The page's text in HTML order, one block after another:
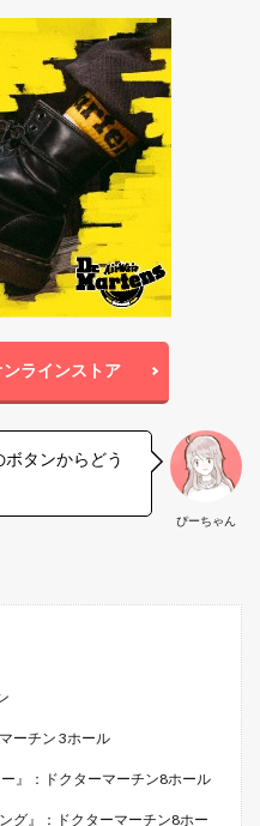
ラインストア
ぴーちゃん
タンからどう
ーチン 3ホール
』：ドクターマーチン8ホール
グ』：ドクターマーチン8ホー